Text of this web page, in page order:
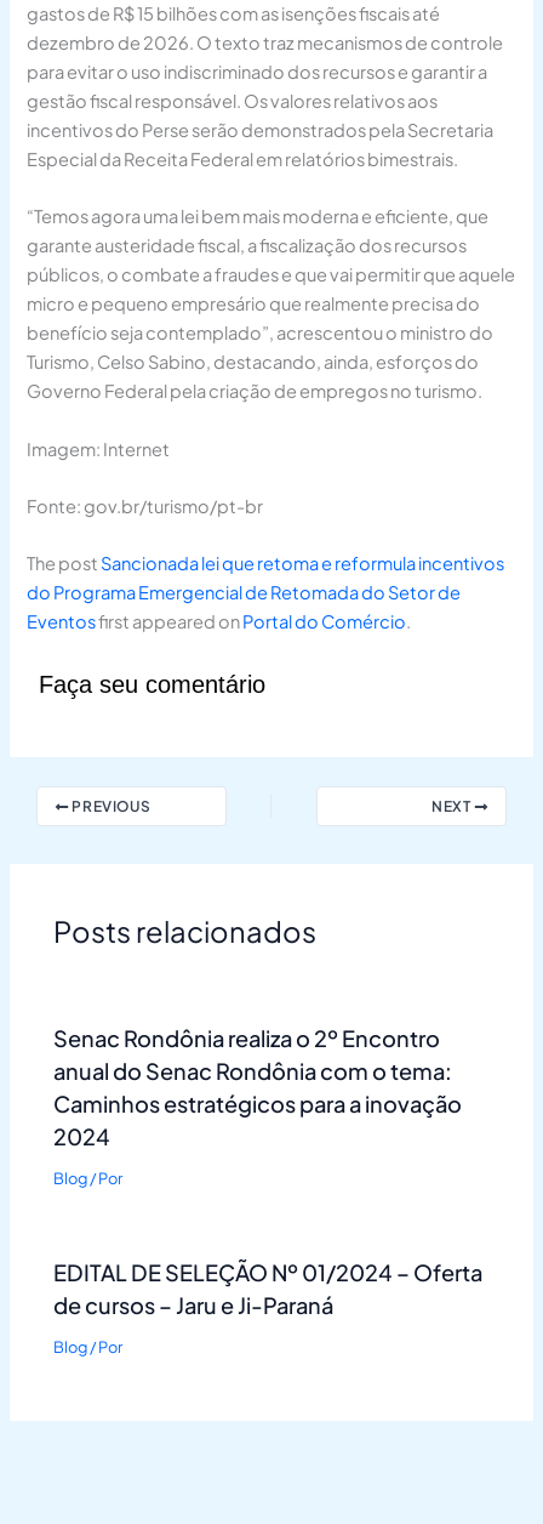
gastos de R$ 15 bilhões com as isenções fiscais até
dezembro de 2026. O texto traz mecanismos de controle
para evitar o uso indiscriminado dos recursos e garantir a
gestão fiscal responsável. Os valores relativos aos
incentivos do Perse serão demonstrados pela Secretaria
Especial da Receita Federal em relatórios bimestrais.
“Temos agora uma lei bem mais moderna e eficiente, que
garante austeridade fiscal, a fiscalização dos recursos
públicos, o combate a fraudes e que vai permitir que aquele
micro e pequeno empresário que realmente precisa do
benefício seja contemplado”, acrescentou o ministro do
Turismo, Celso Sabino, destacando, ainda, esforços do
Governo Federal pela criação de empregos no turismo.
Imagem: Internet
Fonte: gov.br/turismo/pt-br
The post Sancionada lei que retoma e reformula incentivos
do Programa Emergencial de Retomada do Setor de
Eventosfirst appeared onPortal do Comércio.
Faça seu comentário
PREVIOUS NEXT
Posts relacionados
Senac Rondônia realiza o 2º Encontro
anual do Senac Rondônia com o tema:
Caminhos estratégicos para a inovação
2024
Blog/ Por
EDITAL DE SELEÇÃO Nº 01/2024 – Oferta
de cursos – Jaru e Ji-Paraná
Blog/ Por